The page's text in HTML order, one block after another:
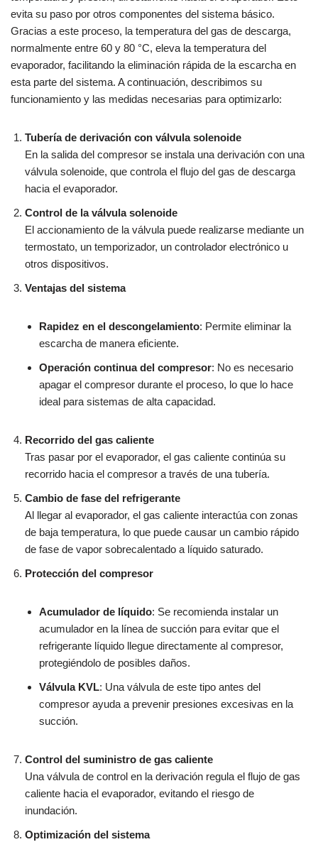
evita su paso por otros componentes del sistema básico.
Gracias a este proceso, la temperatura del gas de descarga,
normalmente entre 60 y 80 °C, eleva la temperatura del
evaporador, facilitando la eliminación rápida de la escarcha en
esta parte del sistema. A continuación, describimos su
funcionamiento y las medidas necesarias para optimizarlo:
Tubería de derivación con válvula solenoide
En la salida del compresor se instala una derivación con una
válvula solenoide, que controla el flujo del gas de descarga
hacia el evaporador.
Control de la válvula solenoide
El accionamiento de la válvula puede realizarse mediante un
termostato, un temporizador, un controlador electrónico u
otros dispositivos.
Ventajas del sistema
Rapidez en el descongelamiento: Permite eliminar la
escarcha de manera eficiente.
Operación continua del compresor: No es necesario
apagar el compresor durante el proceso, lo que lo hace
ideal para sistemas de alta capacidad.
Recorrido del gas caliente
Tras pasar por el evaporador, el gas caliente continúa su
recorrido hacia el compresor a través de una tubería.
Cambio de fase del refrigerante
Al llegar al evaporador, el gas caliente interactúa con zonas
de baja temperatura, lo que puede causar un cambio rápido
de fase de vapor sobrecalentado a líquido saturado.
Protección del compresor
Acumulador de líquido: Se recomienda instalar un
acumulador en la línea de succión para evitar que el
refrigerante líquido llegue directamente al compresor,
protegiéndolo de posibles daños.
Válvula KVL: Una válvula de este tipo antes del
compresor ayuda a prevenir presiones excesivas en la
succión.
Control del suministro de gas caliente
Una válvula de control en la derivación regula el flujo de gas
caliente hacia el evaporador, evitando el riesgo de
inundación.
Optimización del sistema